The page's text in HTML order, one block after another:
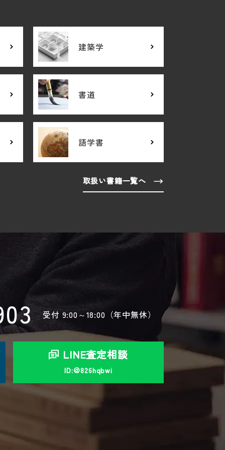
建築学
書道
語学書
取扱い書籍一覧へ
受付 9:00～18:00（年中無休）
LINE査定相談
ID:＠826hqbwi